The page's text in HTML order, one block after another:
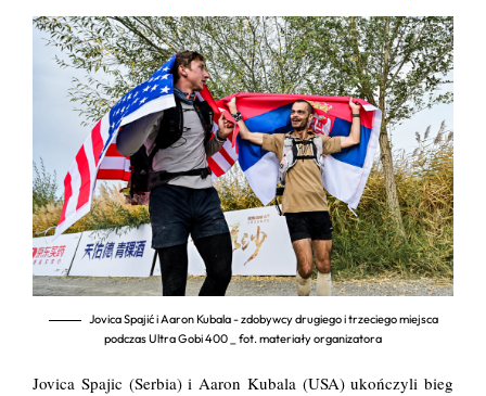
Jovica Spajić i Aaron Kubala - zdobywcy drugiego i trzeciego miejsca
podczas Ultra Gobi 400 _ fot. materiały organizatora
Jovica Spajic (Serbia) i Aaron Kubala (USA) ukończyli bieg